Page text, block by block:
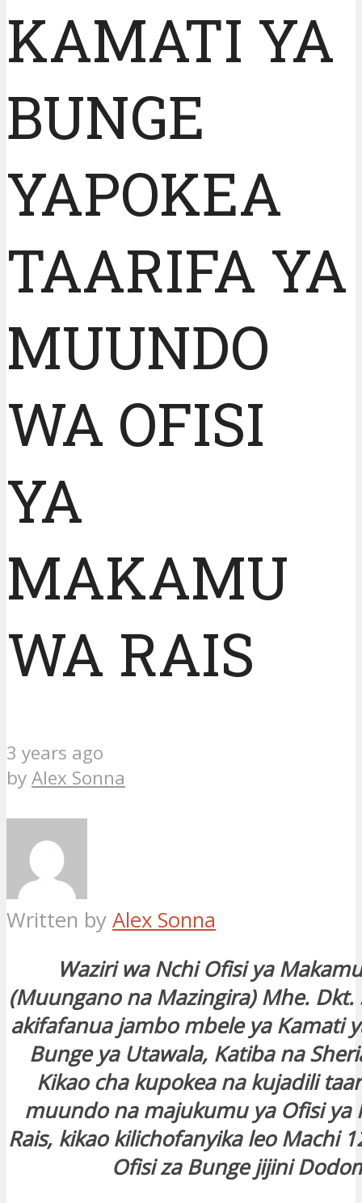
KAMATI YA
BUNGE
YAPOKEA
TAARIFA YA
MUUNDO
WA OFISI
YA
MAKAMU
WA RAIS
3 years ago
byAlex Sonna
Written by Alex Sonna
Waziri wa Nchi Ofisi ya
(Muungano na Mazingira) Mhe. Dkt.
akifafanua jambo mbele ya Kamati
Bunge ya Utawala, Katiba na
Kikao cha kupokea na kujadili
muundo na majukumu ya Ofisi ya
Rais, kikao kilichofanyika leo Machi
Ofisi za Bunge jijini